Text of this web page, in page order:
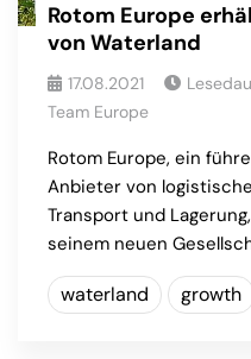
Rotom Europe
von Waterland
17.08.2021
Team Europe
Rotom Europe, ein
Anbieter von
Transport und
seinem neuen
waterland growth